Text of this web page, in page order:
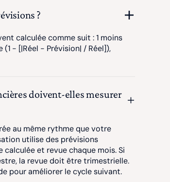
?
calculée comme suit : 1 moins
- [|Réel - Prévision| / Réel]),
doivent-elles mesurer
au même rythme que votre
utilise des prévisions
et revue chaque mois. Si
la revue doit être trimestrielle.
pour améliorer le cycle suivant.